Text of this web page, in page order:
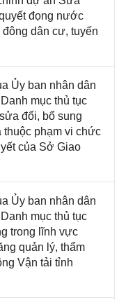
đọng nước
dân cư, tuyến
Ủy ban nhân dân
mục thủ tục
đổi, bổ sung
phạm vi chức
của Sở Giao
Ủy ban nhân dân
mục thủ tục
trong lĩnh vực
quản lý, thẩm
Vận tải tỉnh